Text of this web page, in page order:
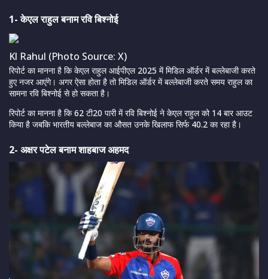
1- केएल राहुल बनाम रवि बिश्नोई
Kl Rahul (Photo Source: X)
रिपोर्ट का मानना है कि केएल राहुल आईपीएल 2025 में मिडिल ऑर्डर में बल्लेबाजी करते
हुए नजर आएंगे। अगर ऐसा होता है तो मिडिल ऑर्डर में बल्लेबाजी करते समय राहुल का
सामना रवि बिश्नोई से हो सकता है।
रिपोर्ट का मानना है कि 62 टी20 पारी में रवि बिश्नोई ने केएल राहुल को 14 बार आउट
किया है जबकि भारतीय बल्लेबाज का औसत उनके खिलाफ सिर्फ 40.2 का रहा है।
2- अक्षर पटेल बनाम शाहबाज अहमद